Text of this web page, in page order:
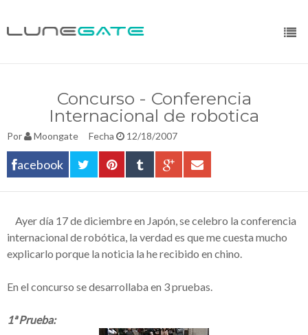
Concurso - Conferencia
Internacional de robotica
Por Moongate Fecha 12/18/2007
acebook
Ayerdía 17 de diciembre en Japón, se celebro la conferencia
internacional derobótica, la verdad es que me cuesta mucho
explicarlo porque la noticia la he recibido en chino.
En el concurso se desarrollaba en 3 pruebas.
1ª Prueba: